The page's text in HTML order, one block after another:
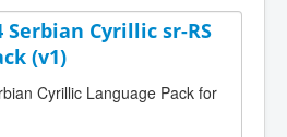
Serbian Cyrillic sr-RS
(v1)
Cyrillic Language Pack for